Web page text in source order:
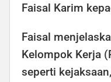
Faisal Karim
Faisal
Kelompok Kerja
seperti